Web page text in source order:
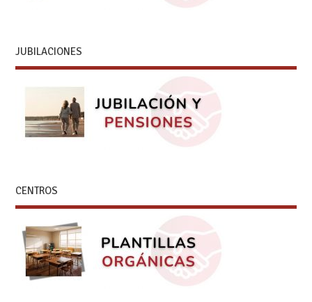
JUBILACIONES
CENTROS